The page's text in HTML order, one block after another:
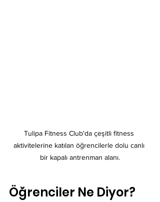
Tulipa Fitness Club'da çeşitli fitness
aktivitelerine katılan öğrencilerle dolu canlı
bir kapalı antrenman alanı.
Öğrenciler Ne Diyor?